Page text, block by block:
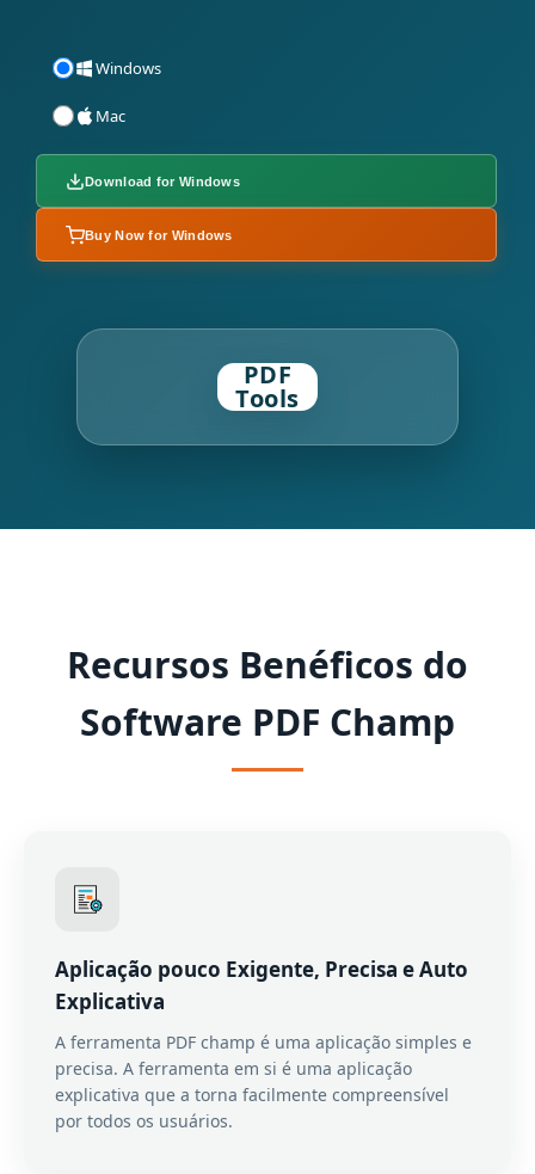
Windows
Mac
Download for Windows
Buy Now for Windows
PDF
Tools
Recursos Benéficos do
Software PDF Champ
Aplicação pouco Exigente, Precisa e Auto
Explicativa
A ferramenta PDF champ é uma aplicação simples e
precisa. A ferramenta em si é uma aplicação
explicativa que a torna facilmente compreensível
por todos os usuários.